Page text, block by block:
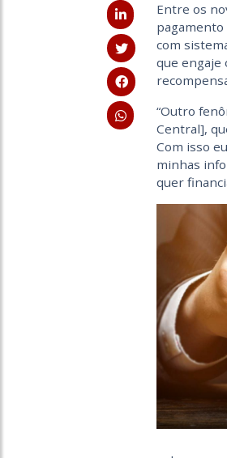
Entre os
pagamento
com
que engaje
“Outro
Central],
Com isso
minhas
quer